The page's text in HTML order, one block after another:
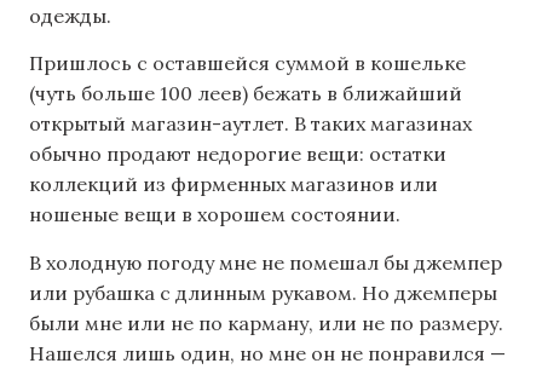
одежды.
Пришлось с оставшейся суммой в кошельке
(чуть больше 100 леев) бежать в ближайший
открытый магазин-аутлет. В таких магазинах
обычно продают недорогие вещи: остатки
коллекций из фирменных магазинов или
ношеные вещи в хорошем состоянии.
В холодную погоду мне не помешал бы джемпер
или рубашка с длинным рукавом. Но джемперы
были мне или не по карману, или не по размеру.
Нашелся лишь один, но мне он не понравился —